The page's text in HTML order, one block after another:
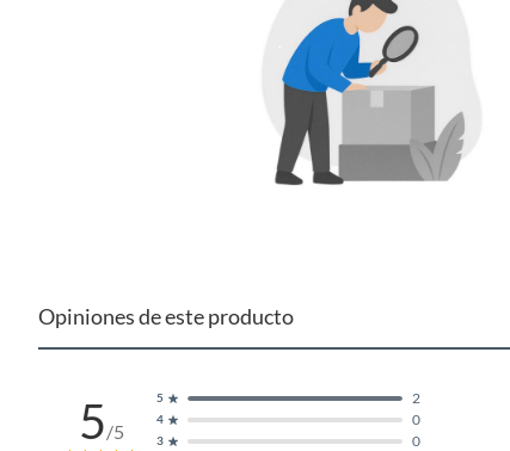
Opiniones de este producto
5/5 3 0
4 0
5 2